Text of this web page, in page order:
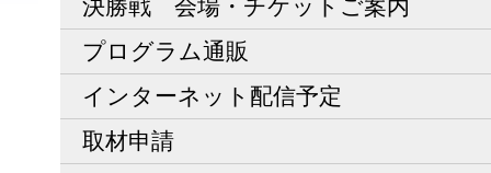
決勝戦 会場・チケットご案内
プログラム通販
インターネット配信予定
取材申請